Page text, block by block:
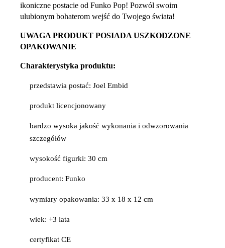
ikoniczne postacie od Funko Pop! Pozwól swoim
ulubionym bohaterom wejść do Twojego świata!
UWAGA PRODUKT POSIADA USZKODZONE
OPAKOWANIE
Charakterystyka produktu:
przedstawia postać: Joel Embid
produkt licencjonowany
bardzo wysoka jakość wykonania i odwzorowania
szczegółów
wysokość figurki: 30 cm
producent: Funko
wymiary opakowania: 33 x 18 x 12 cm
wiek: +3 lata
certyfikat CE